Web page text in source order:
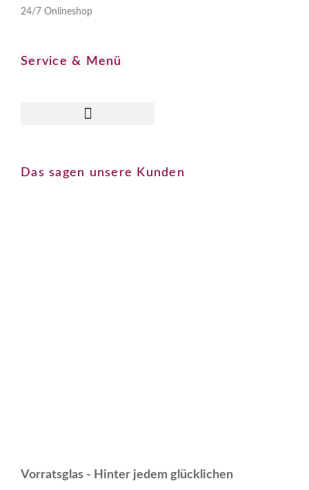
24/7 Onlineshop
Service & Menü
Das sagen unsere Kunden
Vorratsglas - Hinter jedem glücklichen